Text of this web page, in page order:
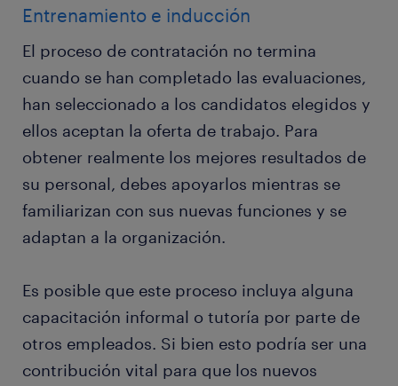
Entrenamiento e inducción
El proceso de contratación no termina
cuando se han completado las evaluaciones,
han seleccionado a los candidatos elegidos y
ellos aceptan la oferta de trabajo. Para
obtener realmente los mejores resultados de
su personal, debes apoyarlos mientras se
familiarizan con sus nuevas funciones y se
adaptan a la organización.
Es posible que este proceso incluya alguna
capacitación informal o tutoría por parte de
otros empleados. Si bien esto podría ser una
contribución vital para que los nuevos